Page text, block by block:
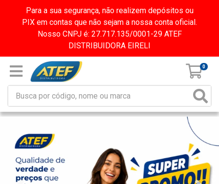
Para a sua segurança, não realizem depósitos ou
PIX em contas que não sejam a nossa conta oficial.
Nosso CNPJ é: 27.717.135/0001-29 ATEF
DISTRIBUIDORA EIRELI
0